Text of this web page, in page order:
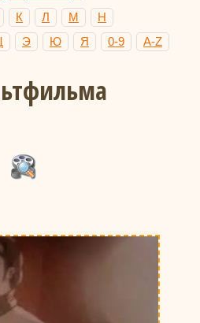
К Л М
Н
Э Ю Я 0-9 A-Z